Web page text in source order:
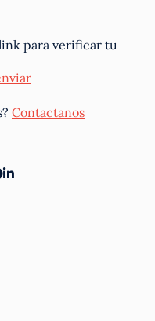
para verificar tu
Contactanos